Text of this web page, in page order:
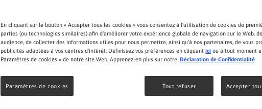
En cliquant sur le bouton « Accepter tous les cookies » vous consentez à l’utilisation de cookies de
parties (ou technologies similaires) afin d’améliorer votre expérience globale de navigation sur le Web,
audience, de collecter des informations utiles pour nous permettre, ainsi qu’à nos partenaires, de vous
publicités adaptées à vos centres d’intérêt. Définissez vos préférences en cliquant ici ou à tout moment
Paramètres de cookies » de notre site Web. Apprenez-en plus sur notre Déclaration de Confidentialité
Tout refuser Accepter
Paramètres de cookies